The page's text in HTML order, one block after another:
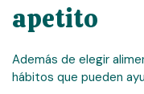
apetito
Además de elegir
hábitos que pueden